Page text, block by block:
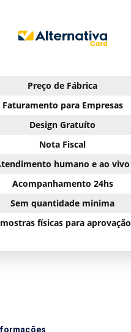
Preço de Fábrica
Faturamento para Empresas
Design Gratuíto
Nota Fiscal
humano e ao vivo
Acompanhamento 24hs
Sem quantidade mínima
físicas para aprovação